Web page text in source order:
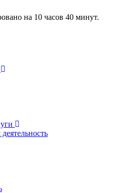
на 10 часов 40 минут.